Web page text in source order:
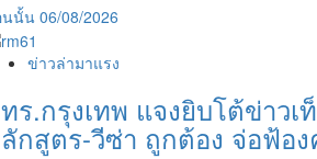
นนั้น 06/08/2026
ข่าวล่ามาแรง
ร.กรุงเทพ แจงยิบโต้ข่าวเ
กสูตร-วีซ่า ถูกต้อง จ่อฟ้อ